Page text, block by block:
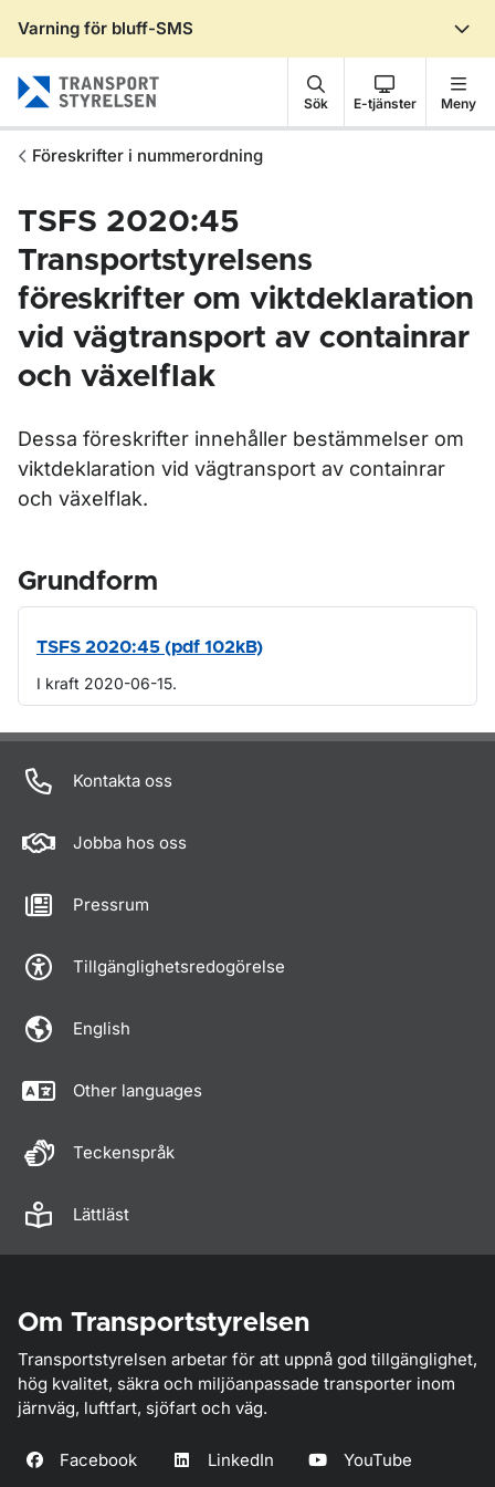
Varning för bluff-SMS
Sök E-tjänster Meny
Föreskrifter i nummerordning
TSFS 2020:45
Transportstyrelsens
föreskrifter om viktdeklaration
vid vägtransport av containrar
och växelflak
Dessa föreskrifter innehåller bestämmelser om
viktdeklaration vid vägtransport av containrar
och växelflak.
Grundform
TSFS 2020:45 (pdf 102kB)
I kraft 2020-06-15.
Om sidan
Kontakta oss
Jobba hos oss
Pressrum
Tillgänglighetsredogörelse
English
Other languages
Teckenspråk
Lättläst
Om Transportstyrelsen
Transportstyrelsen arbetar för att uppnå god tillgänglighet,
hög kvalitet, säkra och miljöanpassade transporter inom
järnväg, luftfart, sjöfart och väg.
Facebook LinkedIn YouTube